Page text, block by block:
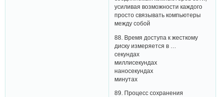
усиливая возможности каждого
просто связывать компьютеры
между собой
88. Время доступа к жесткому
диску измеряется в …
секундах
миллисекундах
наносекундах
минутах
89. Процесс сохранения